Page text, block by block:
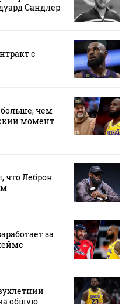
Сандлер
с
чем
момент
что Леброн
за
общую